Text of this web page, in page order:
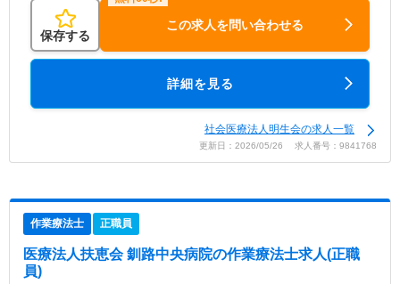
保存する
この求人を問い合わせる
詳細を見る
社会医療法人明生会の求人一覧
更新日：2026/05/26 求人番号：9841768
作業療法士 正職員
医療法人扶恵会 釧路中央病院の作業療法士求人(正職
員)